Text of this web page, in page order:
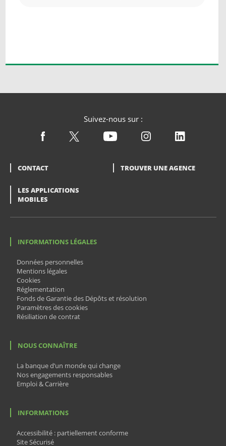
Suivez-nous sur :
CONTACT TROUVER UNE AGENCE
LES APPLICATIONS
MOBILES
INFORMATIONS LÉGALES
Données personnelles
Mentions légales
Cookies
Réglementation
Fonds de Garantie des Dépôts et résolution
Paramètres des cookies
Résiliation de contrat
NOUS CONNAÎTRE
La banque d’un monde qui change
Nos engagements responsables
Emploi & Carrière
INFORMATIONS
Accessibilité : partiellement conforme
Site Sécurisé